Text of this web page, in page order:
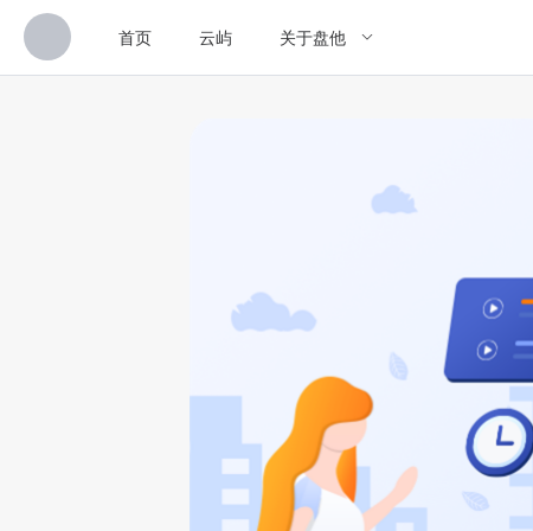
首页 云屿 关于盘他